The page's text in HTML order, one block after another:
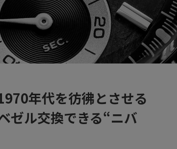
年代を彷彿とさせる
ゼル交換できる“ニバ